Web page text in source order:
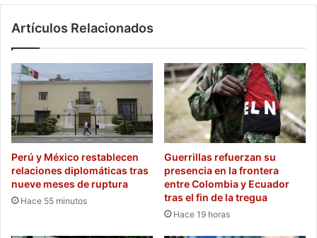
Artículos Relacionados
Perú y México restablecen
relaciones diplomáticas tras
nueve meses de ruptura
Hace 55 minutos
Guerrillas refuerzan su
presencia en la frontera
entre Colombia y Ecuador
tras el fin de la tregua
Hace 19 horas